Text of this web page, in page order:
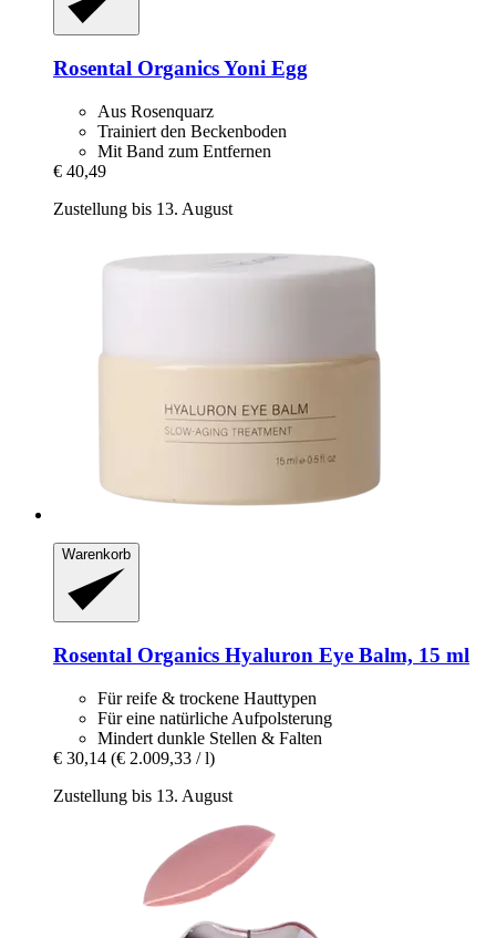
Rosental OrganicsYoni Egg
Aus Rosenquarz
Trainiert den Beckenboden
Mit Band zum Entfernen
€ 40,49
Zustellung bis 13. August
Warenkorb
Rosental Organics Hyaluron Eye Balm, 15 ml
Für reife & trockene Hauttypen
Für eine natürliche Aufpolsterung
Mindert dunkle Stellen & Falten
€ 30,14 (€ 2.009,33 / l)
Zustellung bis 13. August